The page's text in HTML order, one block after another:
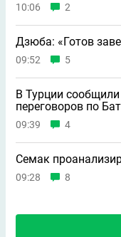
10:06 2
Дзюба: «Готов
09:52 5
В Турции
переговоров по
09:39 4
Семак
09:28 8